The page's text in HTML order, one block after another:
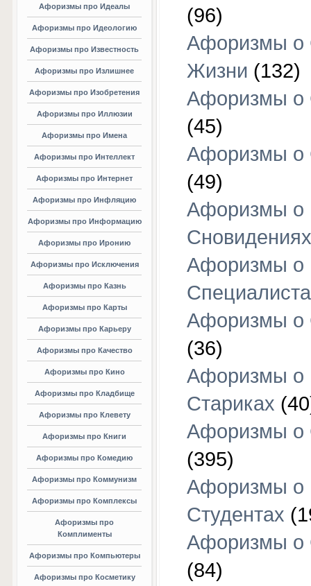
Афоризмы про Идеалы
Афоризмы про Идеологию
Афоризмы про Известность
Афоризмы про Излишнее
Афоризмы про Изобретения
Афоризмы про Иллюзии
Афоризмы про Имена
Афоризмы про Интеллект
Афоризмы про Интернет
Афоризмы про Инфляцию
Афоризмы про Информацию
Афоризмы про Иронию
Афоризмы про Исключения
Афоризмы про Казнь
Афоризмы про Карты
Афоризмы про Карьеру
Афоризмы про Качество
Афоризмы про Кино
Афоризмы про Кладбище
Афоризмы про Клевету
Афоризмы про Книги
Афоризмы про Комедию
Афоризмы про Коммунизм
Афоризмы про Комплексы
Афоризмы про
Комплименты
Афоризмы про Компьютеры
Афоризмы про Косметику
(96)
Афоризмы о
Жизни (132)
Афоризмы о
(45)
Афоризмы о
(49)
Афоризмы о
Сновидениях
Афоризмы о
Афоризмы о
(36)
Афоризмы о
Стариках
Афоризмы о
(395)
Афоризмы о
Студентах
Афоризмы о
(84)